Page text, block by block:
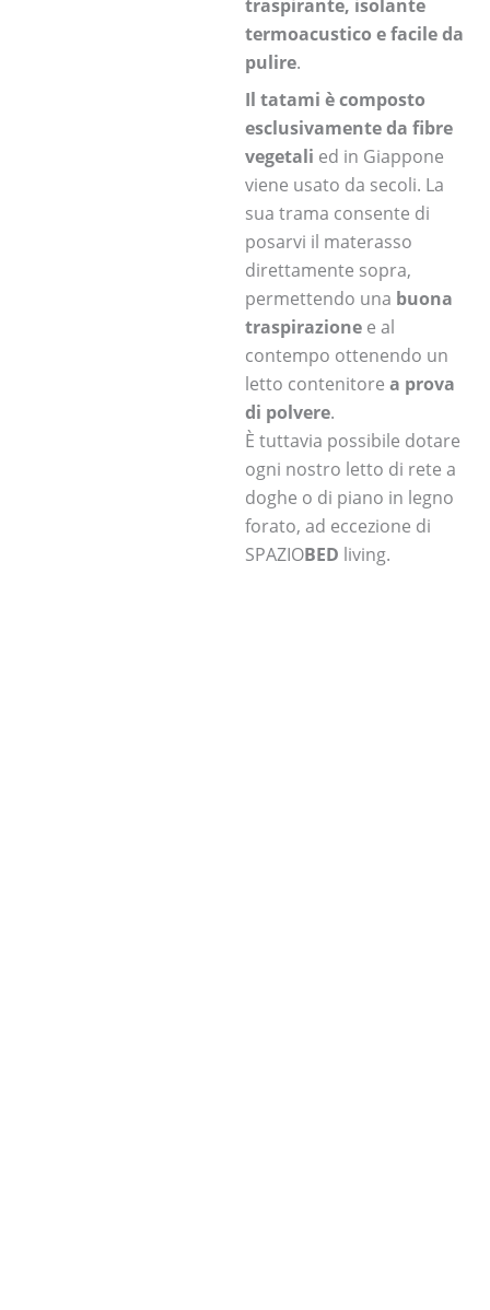
traspirante, isolante
termoacustico e facile da
pulire.
Il tatami è composto
esclusivamente da fibre
vegetali ed in Giappone
viene usato da secoli. La
sua trama consente di
posarvi il materasso
direttamente sopra,
permettendo una buona
traspirazione e al
contempo ottenendo un
letto contenitore a prova
di polvere.
È tuttavia possibile dotare
ogni nostro letto di rete a
doghe o di piano in legno
forato, ad eccezione di
SPAZIOBED living.